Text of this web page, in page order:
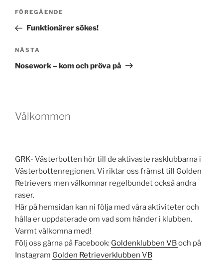
Inläggsnavigering
Föregående
inlägg
FÖREGÅENDE
Funktionärer sökes!
Nästa
inlägg
NÄSTA
Nosework – kom och pröva på
Välkommen
GRK- Västerbotten hör till de aktivaste rasklubbarna i
Västerbottenregionen. Vi riktar oss främst till Golden
Retrievers men välkomnar regelbundet också andra
raser.
Här på hemsidan kan ni följa med våra aktiviteter och
hålla er uppdaterade om vad som händer i klubben.
Varmt välkomna med!
Följ oss gärna på Facebook: Goldenklubben VBoch på
Instagram Golden Retrieverklubben VB